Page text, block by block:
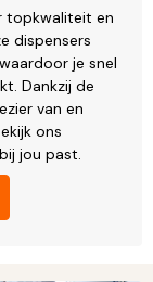
topkwaliteit en
dispensers
je snel
Dankzij de
van en
ons
jou past.